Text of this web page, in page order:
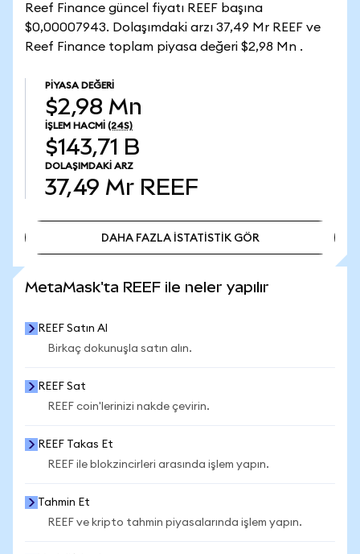
Reef Finance güncel fiyatı REEF başına
$0,00007943. Dolaşımdaki arzı 37,49 Mr REEF ve
Reef Finance toplam piyasa değeri $2,98 Mn .
PIYASA DEĞERI
$2,98 Mn
İŞLEM HACMI (24S)
$143,71 B
DOLAŞIMDAKI ARZ
37,49 Mr REEF
DAHA FAZLA İSTATİSTİK GÖR
MetaMask'ta REEF ile neler yapılır
REEF Satın Al
Birkaç dokunuşla satın alın.
REEF Sat
REEF coin'lerinizi nakde çevirin.
REEF Takas Et
REEF ile blokzincirleri arasında işlem yapın.
Tahmin Et
REEF ve kripto tahmin piyasalarında işlem yapın.